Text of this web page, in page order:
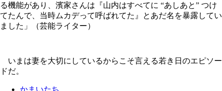
る機能があり、濱家さんは『山内はすべてに “あしあと” つけ
てたんで、当時ムカデって呼ばれてた』とあだ名を暴露してい
ました」（芸能ライター）
いまは妻を大切にしているからこそ言える若き日のエピソー
ドだ。
かまいたち